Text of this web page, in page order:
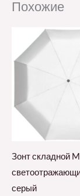
Похожие
Зонт складной
серый